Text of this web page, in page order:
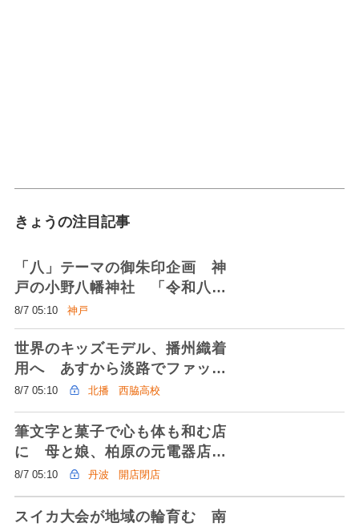
きょうの注目記事
「八」テーマの御朱印企画 神
戸の小野八幡神社 「令和八年
八月八日」に合わせ 金色の双
龍を力強く表現
8/7 05:10 神戸
世界のキッズモデル、播州織着
用へ あすから淡路でファッシ
ョンイベント 西脇高生が20着
提供
8/7 05:10 北播 西脇高校
筆文字と菓子で心も体も和む店
に 母と娘、柏原の元電器店改
装しオープン 世代超え、ほっ
こりと
8/7 05:10 丹波 開店閉店
スイカ大会が地域の輪育む 南